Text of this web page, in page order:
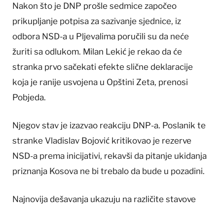
Nakon što je DNP prošle sedmice započeo
prikupljanje potpisa za sazivanje sjednice, iz
odbora NSD-a u Pljevalima poručili su da neće
žuriti sa odlukom. Milan Lekić je rekao da će
stranka prvo sačekati efekte slične deklaracije
koja je ranije usvojena u Opštini Zeta, prenosi
Pobjeda.
Njegov stav je izazvao reakciju DNP-a. Poslanik te
stranke Vladislav Bojović kritikovao je rezerve
NSD-a prema inicijativi, rekavši da pitanje ukidanja
priznanja Kosova ne bi trebalo da bude u pozadini.
Najnovija dešavanja ukazuju na različite stavove